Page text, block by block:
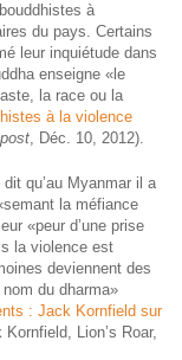
à
du pays. Certains
leur inquiétude dans
enseigne «le
la race ou la
à la violence
, Déc. 10, 2012).
qu’au Myanmar il a
la méfiance
«peur d’une prise
la violence est
deviennent des
du dharma»
: Jack Kornfield sur
Kornfield, Lion’s Roar,